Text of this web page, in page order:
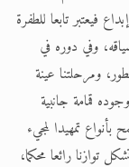
فيعتبر تابعا للطفرة
وفي دوره في
ومرحلتنا عينة
قمامة جانبية
بأنواع تمهيدا لمجيء
توازنا رائعا محكما،